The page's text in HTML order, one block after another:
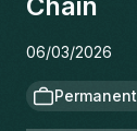
06/03/2026
Permanent